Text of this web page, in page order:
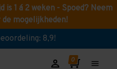
is 1 á 2 weken - Spoed? Neem
mogelijkheden!
8,9!